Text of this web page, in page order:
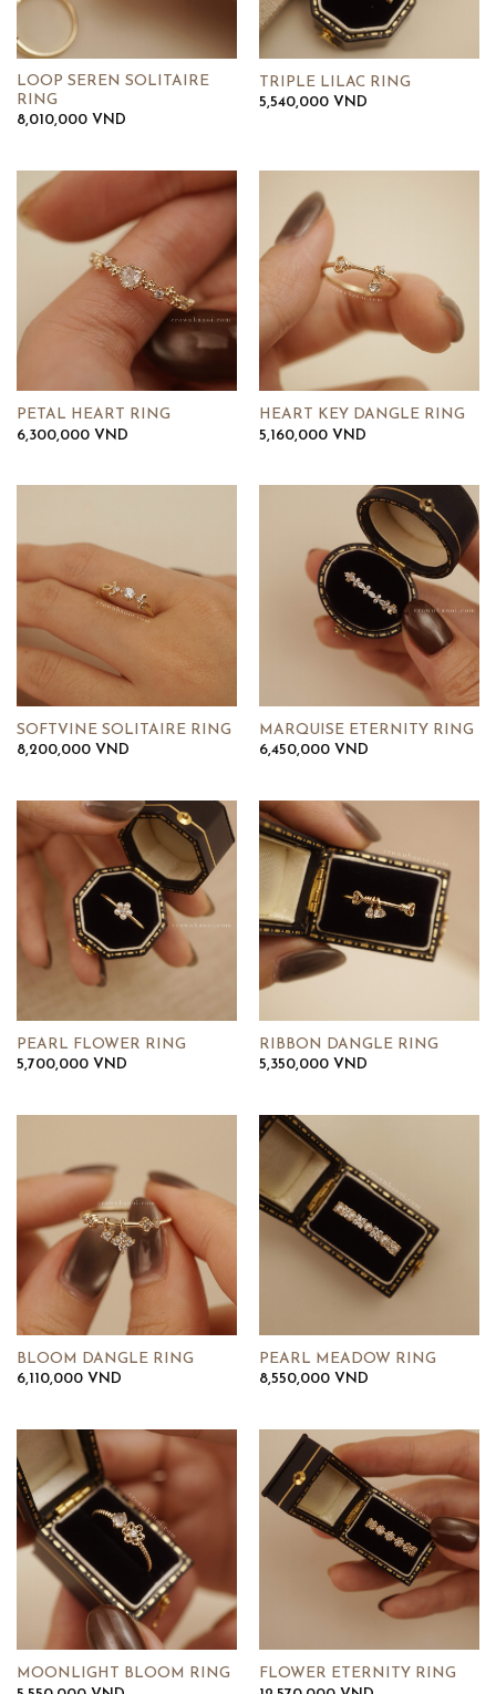
LOOP SEREN SOLITAIRE
RING
8,010,000 VND
TRIPLE LILAC RING
5,540,000 VND
PETAL HEART RING
6,300,000 VND
HEART KEY DANGLE RING
5,160,000 VND
SOFTVINE SOLITAIRE RING
8,200,000 VND
MARQUISE ETERNITY RING
6,450,000 VND
PEARL FLOWER RING
5,700,000 VND
RIBBON DANGLE RING
5,350,000 VND
BLOOM DANGLE RING
6,110,000 VND
PEARL MEADOW RING
8,550,000 VND
MOONLIGHT BLOOM RING
FLOWER ETERNITY RING